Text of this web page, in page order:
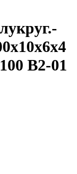
В2-01